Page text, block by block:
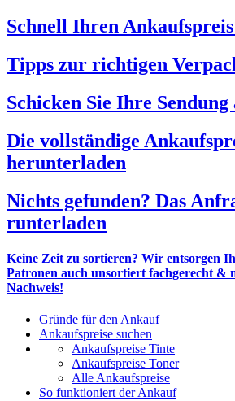
Schnell Ihren Ankaufspreis
Tipps zur richtigen
Schicken Sie Ihre Sendung
Die vollständige
herunterladen
Nichts gefunden? Das
runterladen
Keine Zeit zu sortieren? Wir entsorgen
Patronen auch unsortiert fachgerecht &
Nachweis!
Gründe für den Ankauf
Ankaufspreise suchen
Ankaufspreise Tinte
Ankaufspreise Toner
Alle Ankaufspreise
So funktioniert der Ankauf